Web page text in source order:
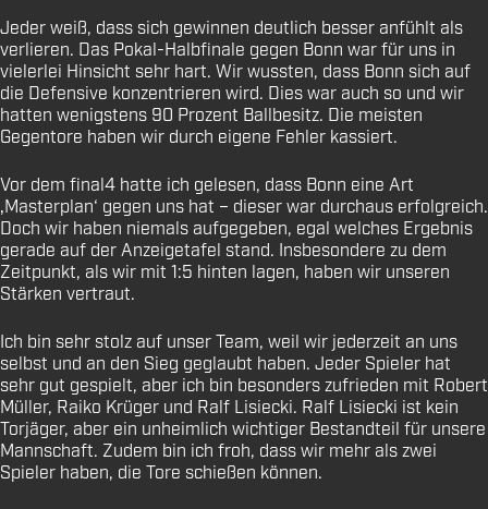
Jeder weiß, dass sich gewinnen deutlich besser anfühlt als
verlieren. Das Pokal-Halbfinale gegen Bonn war für uns in
vielerlei Hinsicht sehr hart. Wir wussten, dass Bonn sich auf
die Defensive konzentrieren wird. Dies war auch so und wir
hatten wenigstens 90 Prozent Ballbesitz. Die meisten
Gegentore haben wir durch eigene Fehler kassiert.
Vor dem final4 hatte ich gelesen, dass Bonn eine Art
‚Masterplan‘ gegen uns hat – dieser war durchaus erfolgreich.
Doch wir haben niemals aufgegeben, egal welches Ergebnis
gerade auf der Anzeigetafel stand. Insbesondere zu dem
Zeitpunkt, als wir mit 1:5 hinten lagen, haben wir unseren
Stärken vertraut.
Ich bin sehr stolz auf unser Team, weil wir jederzeit an uns
selbst und an den Sieg geglaubt haben. Jeder Spieler hat
sehr gut gespielt, aber ich bin besonders zufrieden mit Robert
Müller, Raiko Krüger und Ralf Lisiecki. Ralf Lisiecki ist kein
Torjäger, aber ein unheimlich wichtiger Bestandteil für unsere
Mannschaft. Zudem bin ich froh, dass wir mehr als zwei
Spieler haben, die Tore schießen können.